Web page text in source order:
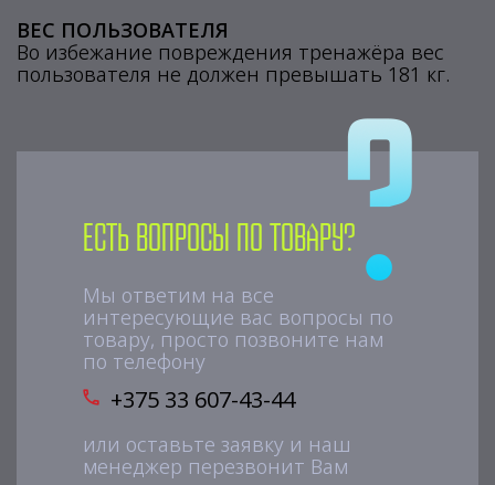
ВЕС ПОЛЬЗОВАТЕЛЯ
Во избежание повреждения тренажёра вес
пользователя не должен превышать 181 кг.
Есть вопросы по товару?
Мы ответим на все
интересующие вас вопросы по
товару, просто позвоните нам
по телефону
+375 33 607-43-44
или оставьте заявку и наш
менеджер перезвонит Вам